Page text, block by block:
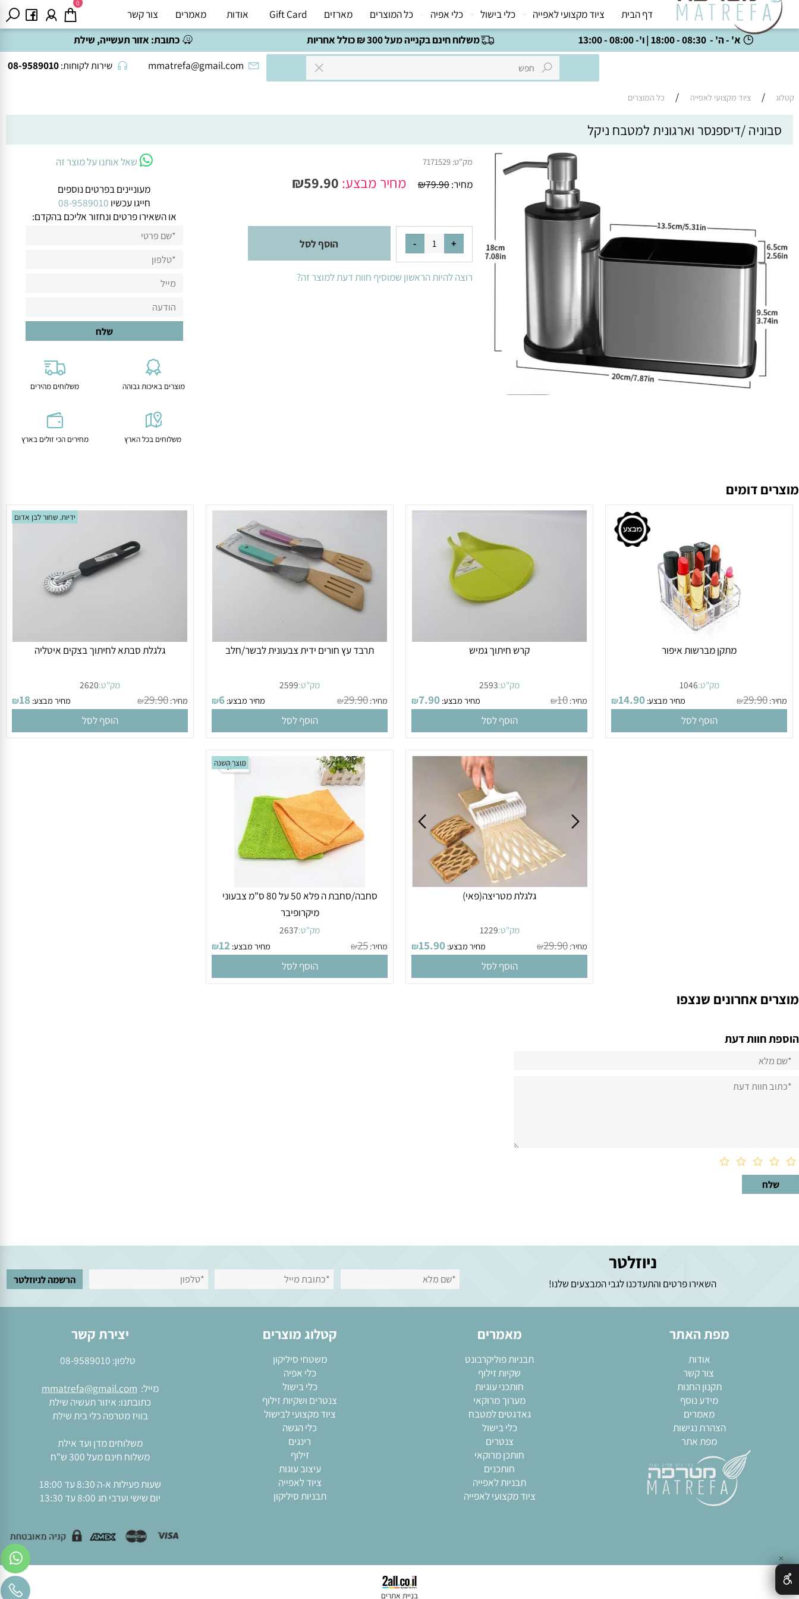
א' - ה' - 08:30 - 18:00 | ו'- 08:00 - 13:00 משלוח חינם בקנייה מעל 300 ₪ כולל אחריות כתובת:אזור תעשייה, שילת
mmatrefa@gmail.com
שירות לקוחות:08-9589010
0
דף הבית ציוד מקצועי לאפייה כלי בישול כלי אפיה כל המוצרים מארזים Gift Card אודות מאמרים צור קשר
/ ציוד מקצועי לאפייה / כל המוצרים
/דיספנסר וארגונית למטבח ניקל
מק"ט:7171529
מחיר: ₪79.90 מחיר מבצע: ₪59.90
הוסף לסל
שאל אותנו על מוצר זה
מעוניינים בפרטים נוספים
חייגו עכשיו08-9589010
או השאירו פרטים ונחזור אליכם בהקדם:
מק"ט:1046
₪29.90 מחיר מבצע: ₪14.90
מק"ט:2593
מחיר: ₪10 מחיר מבצע: ₪7.90
מק"ט:2599
מחיר: ₪29.90 מחיר מבצע: ₪6
מק"ט:2620
מחיר: ₪29.90 מחיר מבצע: ₪18
גלגלת מטריצה(פאי)
1229
מוצר השנה
מק"ט:2637
אחרונים שנצפו
דעת
ניוזלטר
השאירו פרטים והתעדכנו לגבי המבצעים שלנו!
מפת האתר
צור קשר
תקנון החנות
מידע נוסף
מאמרים
הצהרת נגישות
מפת אתר
מאמרים
תבניות פוליקרבונט
שקיות זילוף
חותכני עוגיות
מערוך מרוקאי
גאדגטים למטבח
כלי בישול
צנטרים
קטלוג מוצרים
משטחי סיליקון
כלי אפיה
כלי בישול
צנטרים ושקיות זילוף
ציוד מקצועי לבישול
כלי הגשה
רינגים
יצירת קשר
טלפון:08-9589010
mmatrefa@gmail.com
כתובתנו: איזור תעשיה שילת
משלוחים מדן ועד אילת
שעות פעילות א-ה 8:30 עד 18:00